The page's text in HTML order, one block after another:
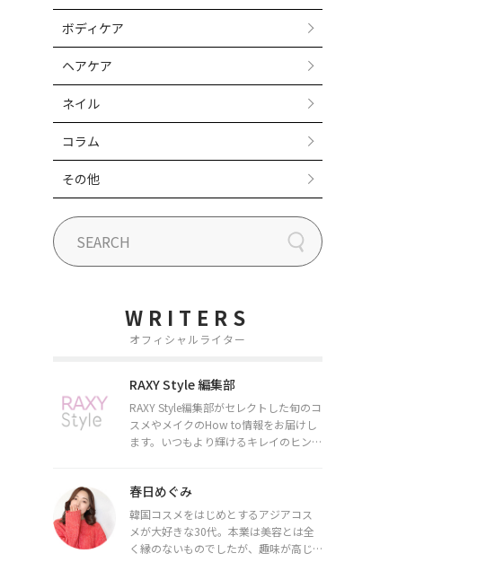
ボディケア
ヘアケア
ネイル
コラム
その他
WRITERS
オフィシャルライター
RAXY Style 編集部
RAXY Style編集部がセレクトした旬のコ
スメやメイクのHow to情報をお届けし
ます。いつもより輝けるキレイのヒント
春日めぐみ
韓国コスメをはじめとするアジアコス
メが大好きな30代。本業は美容とは全
く縁のないものでしたが、趣味が高じ